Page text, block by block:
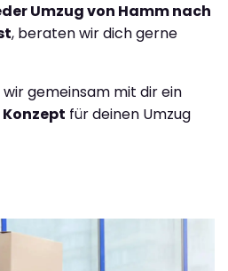
Umzug von Hamm nach
, beraten wir dich gerne
gemeinsam mit dir ein
für deinen Umzug